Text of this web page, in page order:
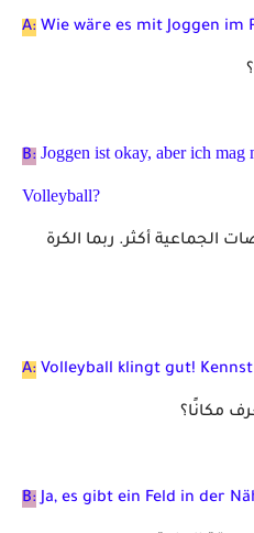
A: Wie wäre es mit Joggen im
B: Joggen ist okay, aber ich
Volleyball?
الجماعية أكثر. ربما الكرة
A: Volleyball klingt gut!
مكانًا؟
B:Ja, es gibt ein Feld in der